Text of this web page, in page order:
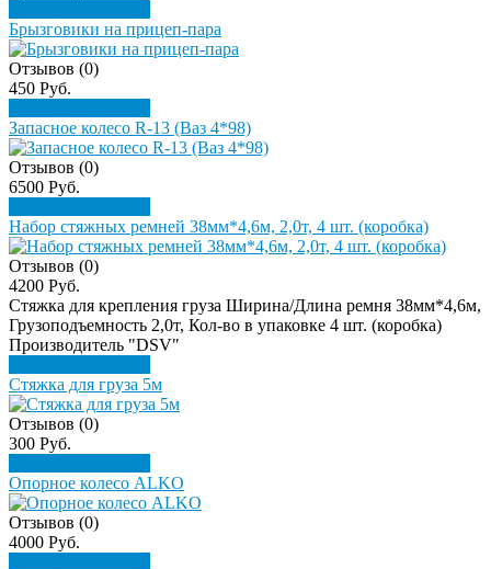
Брызговики на прицеп-пара
Отзывов (0)
450 Руб.
Запасное колесо R-13 (Ваз 4*98)
Отзывов (0)
6500 Руб.
Набор стяжных ремней 38мм*4,6м, 2,0т, 4 шт. (коробка)
Отзывов (0)
4200 Руб.
Стяжка для крепления груза Ширина/Длина ремня 38мм*4,6м,
Грузоподъемность 2,0т, Кол-во в упаковке 4 шт. (коробка)
Производитель "DSV"
Стяжка для груза 5м
Отзывов (0)
300 Руб.
Опорное колесо ALKO
Отзывов (0)
4000 Руб.